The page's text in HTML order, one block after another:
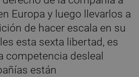
Europa y luego llevarlos a
de hacer escala en su
esta sexta libertad, es
competencia desleal
están